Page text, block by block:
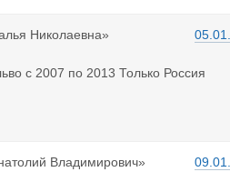
Николаевна»
c 2007 по 2013 Только Россия
Владимирович»